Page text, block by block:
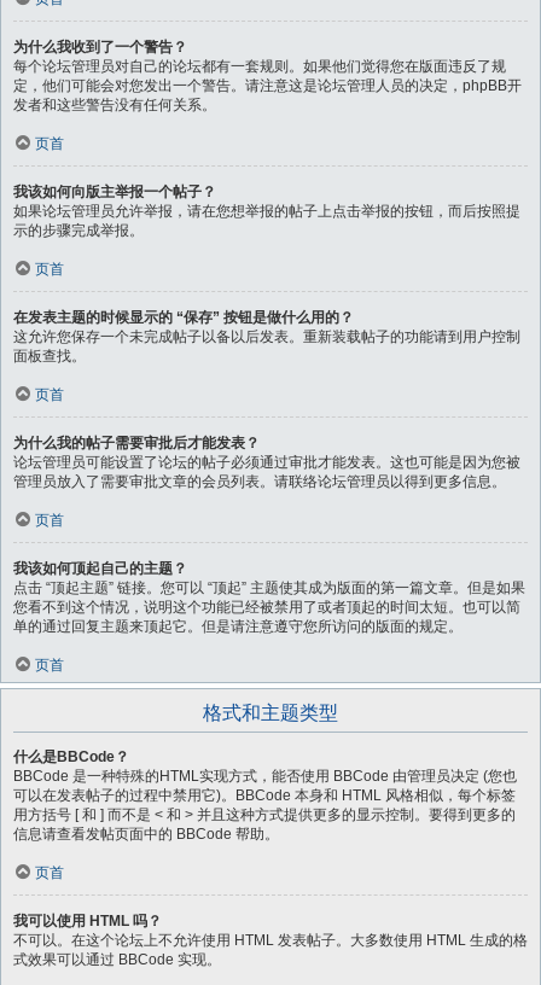
为什么我收到了一个警告？
每个论坛管理员对自己的论坛都有一套规则。如果他们觉得您在版面违反了规
定，他们可能会对您发出一个警告。请注意这是论坛管理人员的决定，phpBB开
发者和这些警告没有任何关系。
页首
我该如何向版主举报一个帖子？
如果论坛管理员允许举报，请在您想举报的帖子上点击举报的按钮，而后按照提
示的步骤完成举报。
页首
在发表主题的时候显示的 “保存” 按钮是做什么用的？
这允许您保存一个未完成帖子以备以后发表。重新装载帖子的功能请到用户控制
面板查找。
页首
为什么我的帖子需要审批后才能发表？
论坛管理员可能设置了论坛的帖子必须通过审批才能发表。这也可能是因为您被
管理员放入了需要审批文章的会员列表。请联络论坛管理员以得到更多信息。
页首
我该如何顶起自己的主题？
点击 “顶起主题” 链接。您可以 “顶起” 主题使其成为版面的第一篇文章。但是如果
您看不到这个情况，说明这个功能已经被禁用了或者顶起的时间太短。也可以简
单的通过回复主题来顶起它。但是请注意遵守您所访问的版面的规定。
页首
格式和主题类型
什么是BBCode？
BBCode 是一种特殊的HTML实现方式，能否使用 BBCode 由管理员决定 (您也
可以在发表帖子的过程中禁用它)。BBCode 本身和 HTML 风格相似，每个标签
用方括号 [ 和 ] 而不是 < 和 > 并且这种方式提供更多的显示控制。要得到更多的
信息请查看发帖页面中的 BBCode 帮助。
页首
我可以使用 HTML 吗？
不可以。在这个论坛上不允许使用 HTML 发表帖子。大多数使用 HTML 生成的格
式效果可以通过 BBCode 实现。